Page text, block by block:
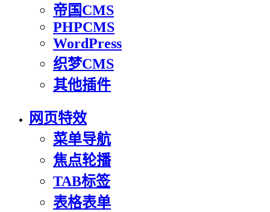
帝国CMS
PHPCMS
WordPress
织梦CMS
其他插件
网页特效
菜单导航
焦点轮播
TAB标签
表格表单